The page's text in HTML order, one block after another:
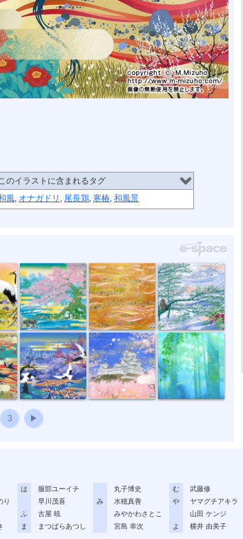
のイラストに含まれるタグ
風, オナガドリ , 尾長鶏, 寒椿, 和風景
寒猿と雪
東雲 桜の姫路城 雨あがる
3 ▶
り
は
服部ユーイチ
早川茂喜
ふ
古屋 暁
ま
まつばらあつし
丸子博史
み
水穂真善
みやかわさとこ
宮島 幸次
む
武藤修
や
ヤマグチアキラ
山田 ケンジ
よ
横井 由美子